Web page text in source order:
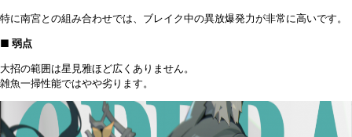
特に南宮との組み合わせでは、ブレイク中の異放爆発力が非常に高いです。
■ 弱点
大招の範囲は星見雅ほど広くありません。
雑魚一掃性能ではやや劣ります。